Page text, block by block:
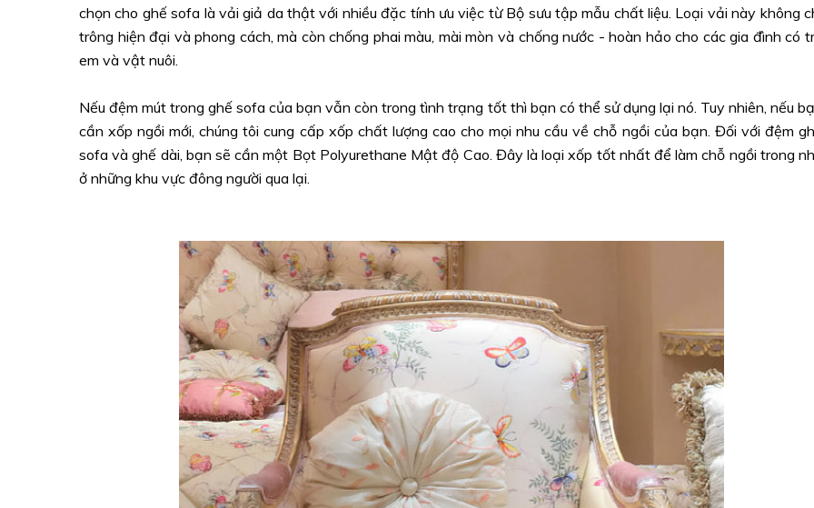
chọn cho ghế sofa là vải giả da thật với nhiều đặc tính ưu việc từ Bộ sưu tập mẫu chất liệu. Loại vải này không
trông hiện đại và phong cách, mà còn chống phai màu, mài mòn và chống nước - hoàn hảo cho các gia đình có
em và vật nuôi.
Nếu đệm mút trong ghế sofa của bạn vẫn còn trong tình trạng tốt thì bạn có thể sử dụng lại nó. Tuy nhiên, nếu
cần xốp ngồi mới, chúng tôi cung cấp xốp chất lượng cao cho mọi nhu cầu về chỗ ngồi của bạn. Đối với đệm
sofa và ghế dài, bạn sẽ cần một Bọt Polyurethane Mật độ Cao. Đây là loại xốp tốt nhất để làm chỗ ngồi trong
ở những khu vực đông người qua lại.